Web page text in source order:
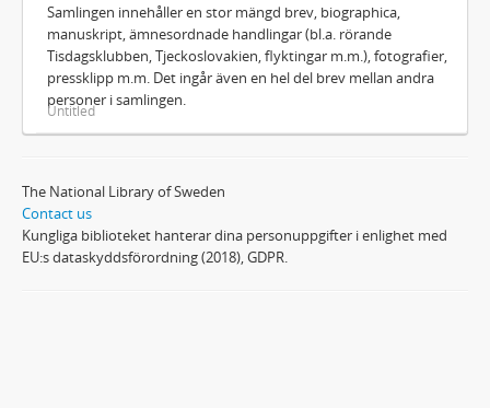
Samlingen innehåller en stor mängd brev, biographica,
manuskript, ämnesordnade handlingar (bl.a. rörande
Tisdagsklubben, Tjeckoslovakien, flyktingar m.m.), fotografier,
pressklipp m.m. Det ingår även en hel del brev mellan andra
personer i samlingen.
Untitled
The National Library of Sweden
Contact us
Kungliga biblioteket hanterar dina personuppgifter i enlighet med
EU:s dataskyddsförordning (2018), GDPR.